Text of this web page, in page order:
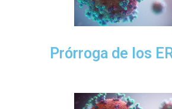
Prórroga de los